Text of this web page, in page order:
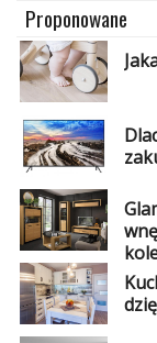
Proponowane